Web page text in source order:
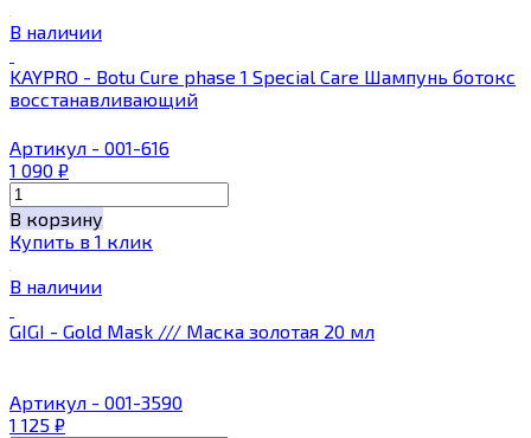
В наличии
KAYPRO - Botu Cure phase 1 Special Care Шампунь ботокс
восстанавливающий
Артикул - 001-616
1 090 ₽
В корзину
Купить в 1 клик
В наличии
GIGI - Gold Mask /// Маска золотая 20 мл
Артикул - 001-3590
1 125 ₽